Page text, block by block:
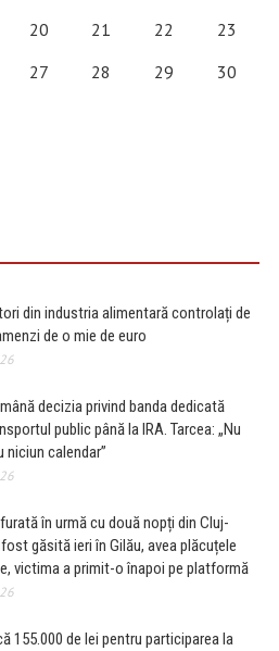
20 21 22
23
27 28 29
30
din industria alimentară controlați de
de o mie de euro
decizia privind banda dedicată
public până la IRA. Tarcea: „Nu
niciun calendar”
în urmă cu două nopți din Cluj-
găsită ieri în Gilău, avea plăcuțele
victima a primit-o înapoi pe platformă
155.000 de lei pentru participarea la